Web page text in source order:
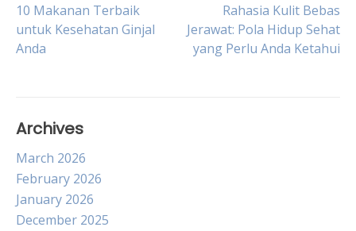
Post
navigation
10 Makanan Terbaik
untuk Kesehatan Ginjal
Anda
Rahasia Kulit Bebas
Jerawat: Pola Hidup Sehat
yang Perlu Anda Ketahui
Archives
March 2026
February 2026
January 2026
December 2025